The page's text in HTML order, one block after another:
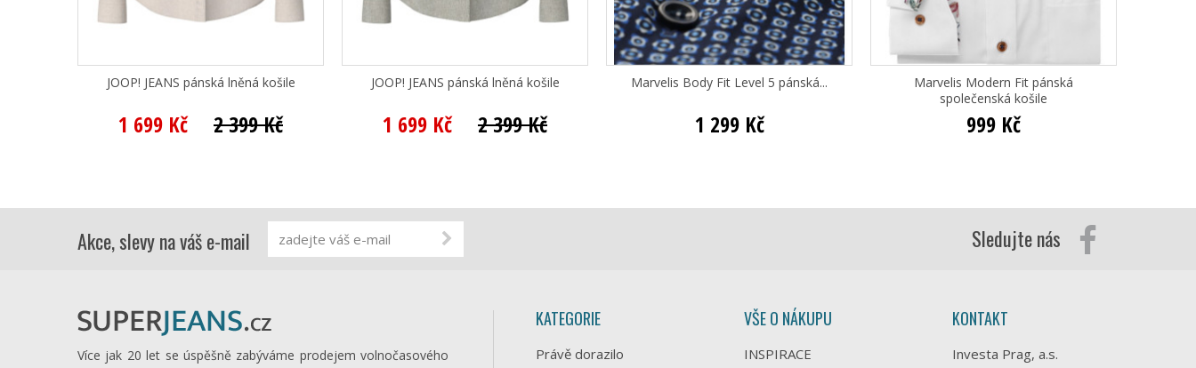
JOOP! JEANS pánská lněná košile
1 699 Kč 2 399 Kč
JOOP! JEANS pánská lněná košile
1 699 Kč 2 399 Kč
Marvelis Body Fit Level 5 pánská...
1 299 Kč
Marvelis Modern Fit pánská
společenská košile
999 Kč
Akce, slevy na váš e-mail Sledujte nás
Více jak 20 let se úspěšně zabýváme prodejem volnočasového
KATEGORIE
Právě dorazilo
VŠE O NÁKUPU
INSPIRACE
KONTAKT
Investa Prag, a.s.